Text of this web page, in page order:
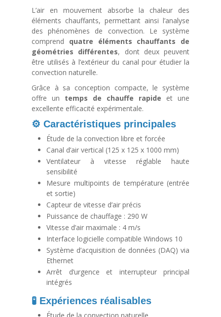
L’air en mouvement absorbe la chaleur des
éléments chauffants, permettant ainsi l’analyse
des phénomènes de convection. Le système
comprend quatre éléments chauffants de
géométries différentes, dont deux peuvent
être utilisés à l’extérieur du canal pour étudier la
convection naturelle.
Grâce à sa conception compacte, le système
offre un temps de chauffe rapide et une
excellente efficacité expérimentale.
⚙️ Caractéristiques principales
Étude de la convection libre et forcée
Canal d’air vertical (125 x 125 x 1000 mm)
Ventilateur à vitesse réglable haute
sensibilité
Mesure multipoints de température (entrée
et sortie)
Capteur de vitesse d’air précis
Puissance de chauffage : 290 W
Vitesse d’air maximale : 4 m/s
Interface logicielle compatible Windows 10
Système d’acquisition de données (DAQ) via
Ethernet
Arrêt d’urgence et interrupteur principal
intégrés
🧪 Expériences réalisables
Étude de la convection naturelle